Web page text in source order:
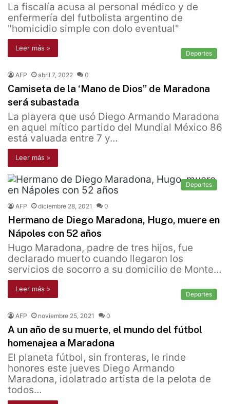
La fiscalía acusa al personal médico y de
enfermería del futbolista argentino de
"homicidio simple con dolo eventual"
Leer más »
Deportes
AFP abril 7, 2022 0
Camiseta de la ‘Mano de Dios’’ de Maradona
será subastada
La playera que usó Diego Armando Maradona
en aquel mítico partido del Mundial México 86
está valuada entre 7 y…
Leer más »
Deportes
AFP diciembre 28, 2021 0
Hermano de Diego Maradona, Hugo, muere en
Nápoles con 52 años
Hugo Maradona, padre de tres hijos, fue
declarado muerto cuando llegaron los
servicios de socorro a su domicilio de Monte…
Leer más »
Deportes
AFP noviembre 25, 2021 0
A un año de su muerte, el mundo del fútbol
homenajea a Maradona
El planeta fútbol, sin fronteras, le rinde
honores este jueves Diego Armando
Maradona, idolatrado artista de la pelota de
todos…